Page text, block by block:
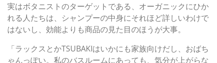
実はボタニストのターゲットである、オーガニックにひか
れる人たちは、シャンプーの中身にそれほど詳しいわけで
はないし、効能よりも商品の見た目のほうが大事。
「ラックスとかTSUBAKIはいかにも家族向けだし、おばち
ゃんっぽい。私のバスルームにあっても、気分が上がらな